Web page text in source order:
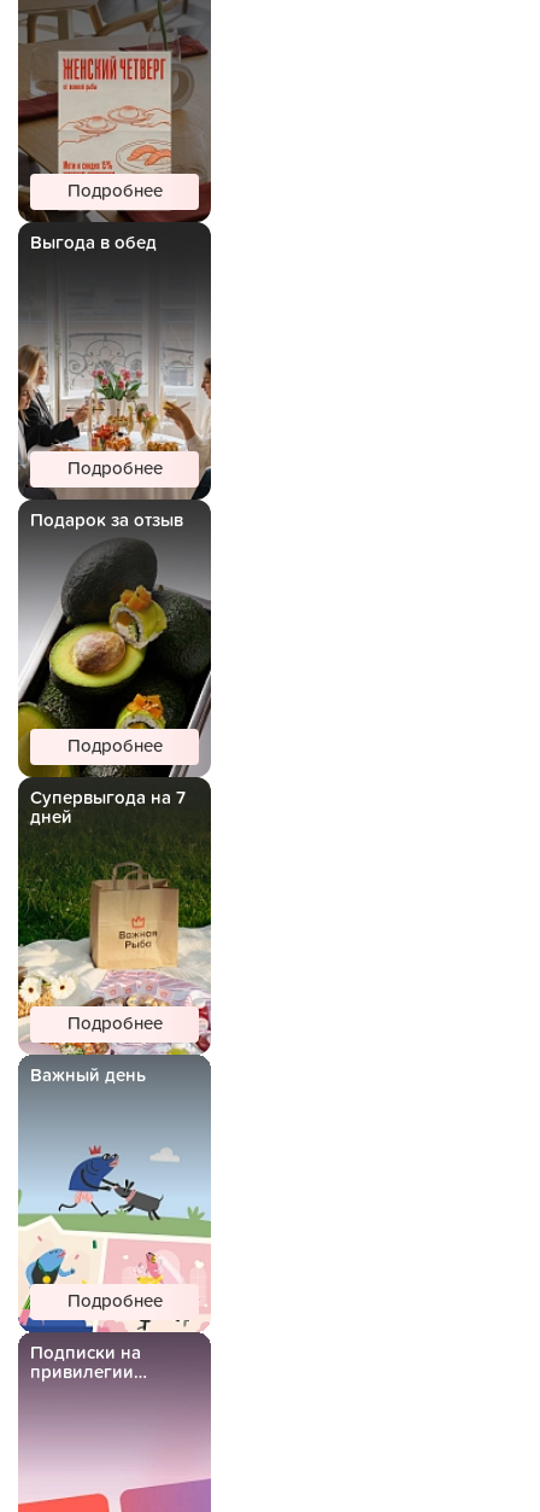
Подробнее
Выгода в обед
Подробнее
Подарок за отзыв
Подробнее
Супервыгода на 7
дней
Подробнее
Важный день
Подробнее
Подписки на
привилегии